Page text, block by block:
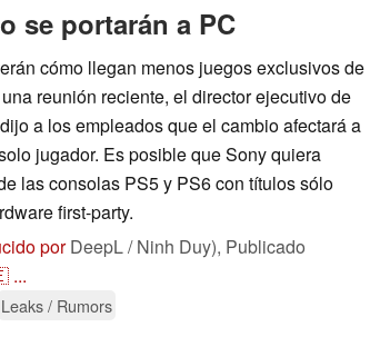
se portarán a PC
cómo llegan menos juegos exclusivos de
reunión reciente, el director ejecutivo de
a los empleados que el cambio afectará a
jugador. Es posible que Sony quiera
las consolas PS5 y PS6 con títulos sólo
first-party.
porDeepL / Ninh Duy), Publicado
...
Leaks / Rumors